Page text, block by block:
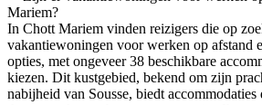
Mariem?
In Chott Mariem vinden reizigers die op
vakantiewoningen voor werken op afstand
opties, met ongeveer 38 beschikbare
kiezen. Dit kustgebied, bekend om zijn
nabijheid van Sousse, biedt